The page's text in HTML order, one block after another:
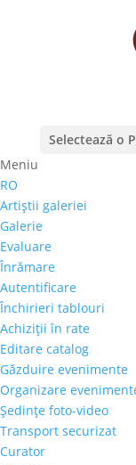
Selectează o
Meniu
RO
Artiştii galeriei
Galerie
Evaluare
Înrămare
Autentificare
Închirieri tablouri
Achiziţii în rate
Editare catalog
Găzduire evenimente
Organizare
Şedinţe foto-video
Transport securizat
Curator
Prima pagină
Lojze
700,00
3 luni
6 luni
9 luni
12 luni
Cantitate